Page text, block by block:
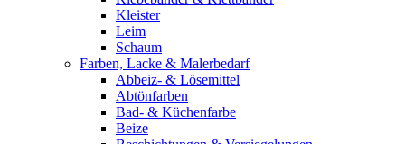
Kleister
Leim
Schaum
Farben, Lacke & Malerbedarf
Abbeiz- & Lösemittel
Abtönfarben
Bad- & Küchenfarbe
Beize